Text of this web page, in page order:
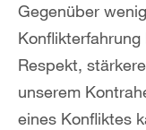
Gegenüber
Respekt,
unserem
eines Konfliktes